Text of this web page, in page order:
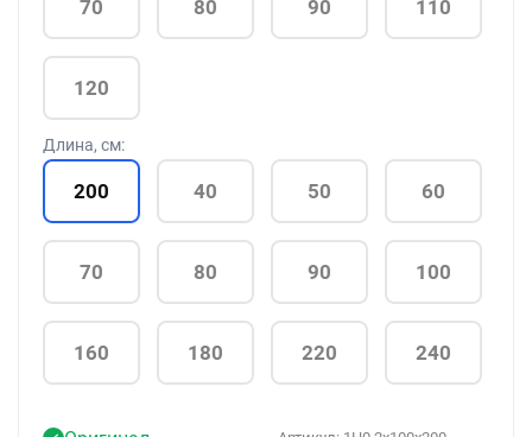
70 80 90 110
120
Длина, см:
200 40 50 60
70 80 90 100
160 180 220 240